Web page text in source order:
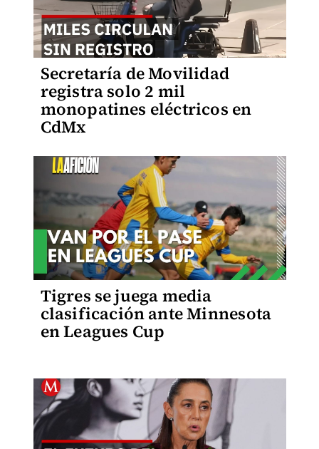
Secretaría de Movilidad
registra solo 2 mil
monopatines eléctricos en
CdMx
Tigres se juega media
clasificación ante Minnesota
en Leagues Cup